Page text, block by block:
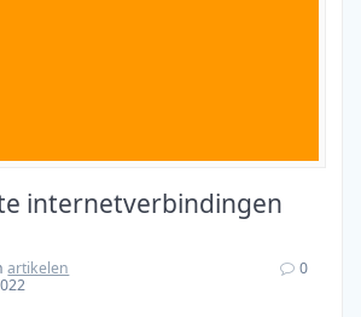
internetverbindingen
artikelen
0